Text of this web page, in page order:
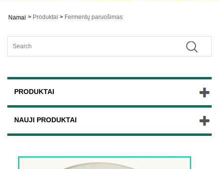
Namai > Produktai > Fermentų paruošimas
PRODUKTAI
NAUJI PRODUKTAI